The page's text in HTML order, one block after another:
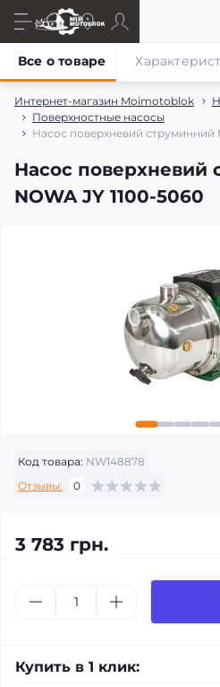
Интернет-магазин Moimotoblok
Поверхностные насосы
Насос поверхневий струминний
Насос поверхневий
NOWA JY 1100-5060
Все о товаре
Код товара: NW148878
Отзывы:
0
3 783 грн.
Купить в 1 клик: